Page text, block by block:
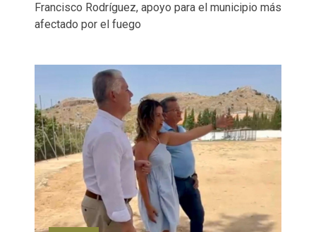
Francisco Rodríguez, apoyo para el municipio más
afectado por el fuego